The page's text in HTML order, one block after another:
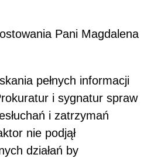
Pani Magdalena
pełnych informacji
i sygnatur spraw
i zatrzymań
nie podjął
działań by